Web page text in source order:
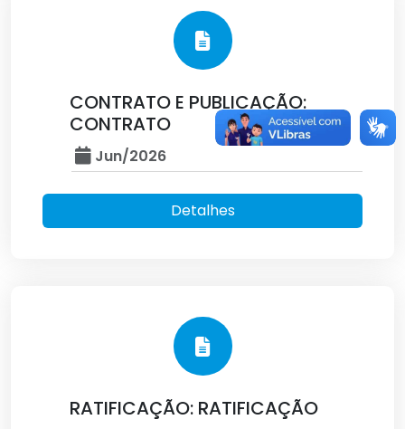
CONTRATO E PUBLICAÇÃO:
CONTRATO
Jun/2026
Detalhes
RATIFICAÇÃO: RATIFICAÇÃO